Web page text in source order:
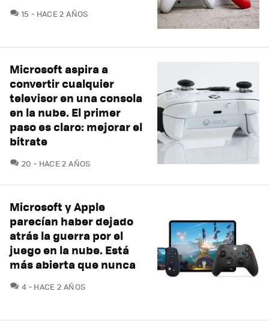
15 COMENTARIOS
HACE 2 AÑOS
Microsoft aspira a
convertir cualquier
televisor en una consola
en la nube. El primer
paso es claro: mejorar el
bitrate
20 COMENTARIOS
HACE 2 AÑOS
Microsoft y Apple
parecían haber dejado
atrás la guerra por el
juego en la nube. Está
más abierta que nunca
4 COMENTARIOS
HACE 2 AÑOS